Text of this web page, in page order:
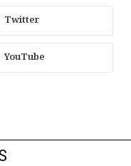
Twitter
YouTube